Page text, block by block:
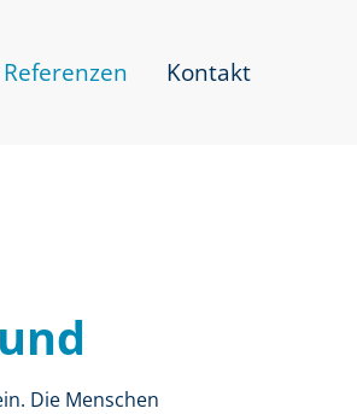
Referenzen Kontakt
Die Menschen